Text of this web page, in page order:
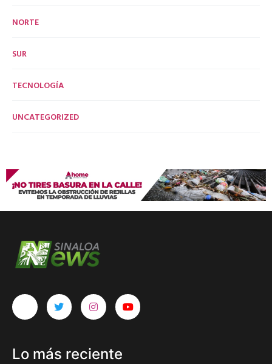
NORTE
SUR
TECNOLOGÍA
UNCATEGORIZED
Lo más reciente